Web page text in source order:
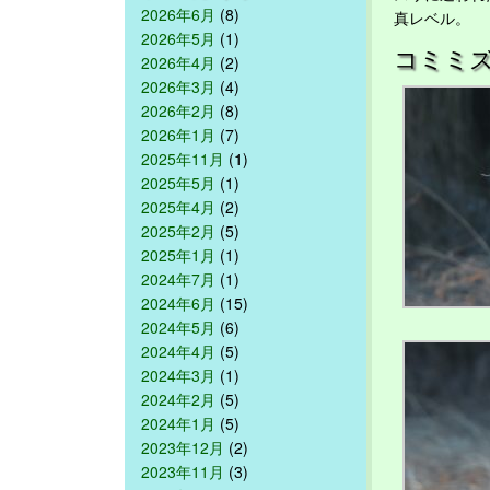
2026年6月 (8)
2026年5月 (1)
2026年4月 (2)
2026年3月 (4)
2026年2月 (8)
2026年1月 (7)
2025年11月 (1)
2025年5月 (1)
2025年4月 (2)
2025年2月 (5)
2025年1月 (1)
2024年7月 (1)
2024年6月 (15)
2024年5月 (6)
2024年4月 (5)
2024年3月 (1)
2024年2月 (5)
2024年1月 (5)
2023年12月 (2)
2023年11月 (3)
真レベル。
コミミ